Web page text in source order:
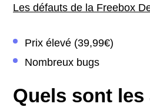
Les défauts de la Freebox
Prix élevé (39,99€)
Nombreux bugs
Quels sont